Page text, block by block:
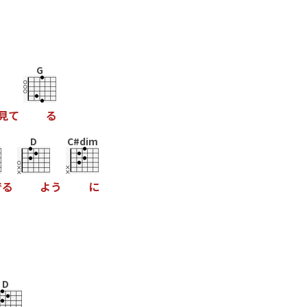
て
G
る
る
D
よう
C#dim
に
D